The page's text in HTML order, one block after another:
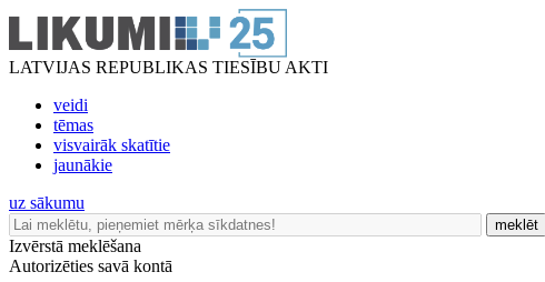
LATVIJAS REPUBLIKAS TIESĪBU AKTI
veidi
tēmas
visvairāk skatītie
jaunākie
uz sākumu
meklēt
Izvērstā meklēšana
Autorizēties savā kontā